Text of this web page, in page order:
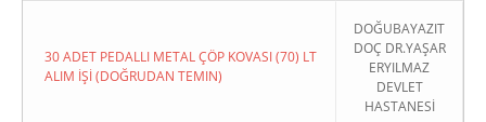
30 ADET PEDALLI METAL ÇÖP KOVASI (70) LT
ALIM İŞİ (DOĞRUDAN TEMIN)
DOĞUBAYAZIT
DOÇ DR.YAŞAR
ERYILMAZ
DEVLET
HASTANESİ